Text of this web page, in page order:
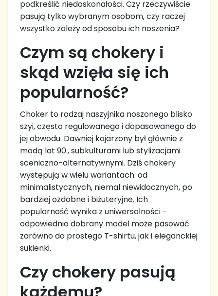
podkreślić niedoskonałości. Czy rzeczywiście
pasują tylko wybranym osobom, czy raczej
wszystko zależy od sposobu ich noszenia?
Czym są chokery i
skąd wzięła się ich
popularność?
Choker to rodzaj naszyjnika noszonego blisko
szyi, często regulowanego i dopasowanego do
jej obwodu. Dawniej kojarzony był głównie z
modą lat 90., subkulturami lub stylizacjami
sceniczno-alternatywnymi. Dziś chokery
występują w wielu wariantach: od
minimalistycznych, niemal niewidocznych, po
bardziej ozdobne i biżuteryjne. Ich
popularność wynika z uniwersalności -
odpowiednio dobrany model może pasować
zarówno do prostego T-shirtu, jak i eleganckiej
sukienki.
Czy chokery pasują